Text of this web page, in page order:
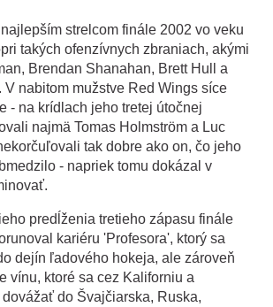
strelcom finále 2002 vo veku
takých ofenzívnych zbraniach, akými
Brendan Shanahan, Brett Hull a
V nabitom mužstve Red Wings síce
- na krídlach jeho tretej útočnej
najmä Tomas Holmström a Luc
tak dobre ako on, čo jeho
- napriek tomu dokázal v
predĺženia tretieho zápasu finále
kariéru 'Profesora', ktorý sa
dejín ľadového hokeja, ale zároveň
vínu, ktoré sa cez Kaliforniu a
do Švajčiarska, Ruska,